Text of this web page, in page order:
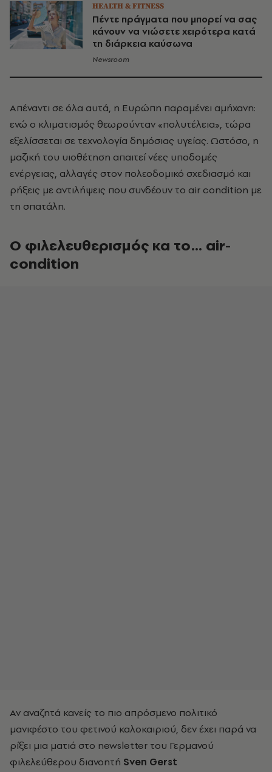
HEALTH & FITNESS
Πέντε πράγματα που μπορεί να σας
κάνουν να νιώσετε χειρότερα κατά
τη διάρκεια καύσωνα
Newsroom
Απέναντι σε όλα αυτά, η Ευρώπη παραμένει αμήχανη:
ενώ ο κλιματισμός θεωρούνταν «πολυτέλεια», τώρα
εξελίσσεται σε τεχνολογία δημόσιας υγείας. Ωστόσο, η
μαζική του υιοθέτηση απαιτεί νέες υποδομές
ενέργειας, αλλαγές στον πολεοδομικό σχεδιασμό και
ρήξεις με αντιλήψεις που συνδέουν το air condition με
τη σπατάλη.
Ο φιλελευθερισμός κα το… air-
condition
Αν αναζητά κανείς το πιο απρόσμενο πολιτικό
μανιφέστο του φετινού καλοκαιριού, δεν έχει παρά να
ρίξει μια ματιά στο newsletter του Γερμανού
φιλελεύθερου διανοητή Sven Gerst